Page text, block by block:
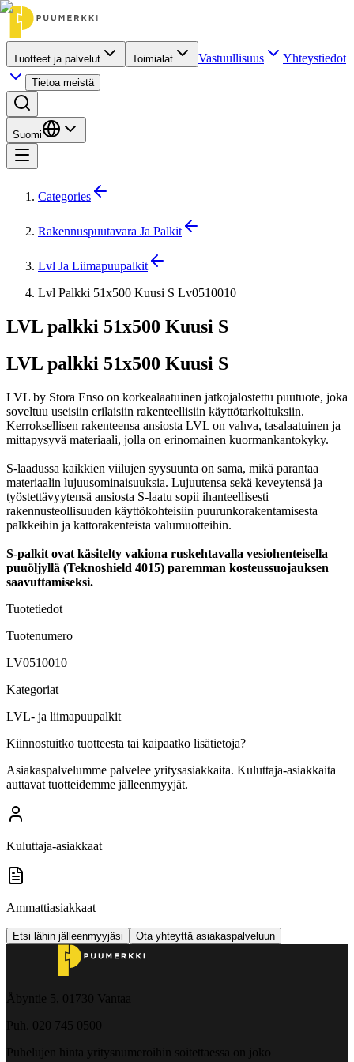
Tuotteet ja palvelut Toimialat Vastuullisuus Yhteystiedot
Tietoa meistä
Suomi
Categories
Rakennuspuutavara Ja Palkit
Lvl Ja Liimapuupalkit
Lvl Palkki 51x500 Kuusi S Lv0510010
LVL palkki 51x500 Kuusi S
LVL palkki 51x500 Kuusi S
LVL by Stora Enso on korkealaatuinen jatkojalostettu puutuote, joka
soveltuu useisiin erilaisiin rakenteellisiin käyttötarkoituksiin.
Kerroksellisen rakenteensa ansiosta LVL on vahva, tasalaatuinen ja
mittapysyvä materiaali, jolla on erinomainen kuormankantokyky.
S-laadussa kaikkien viilujen syysuunta on sama, mikä parantaa
materiaalin lujuusominaisuuksia. Lujuutensa sekä keveytensä ja
työstettävyytensä ansiosta S-laatu sopii ihanteellisesti
rakennusteollisuuden käyttökohteisiin puurunkorakentamisesta
palkkeihin ja kattorakenteista valumuotteihin.
S-palkit ovat käsitelty vakiona ruskehtavalla vesiohenteisella
puuöljyllä (Teknoshield 4015) paremman kosteussuojauksen
saavuttamiseksi.
Tuotetiedot
Tuotenumero
LV0510010
Kategoriat
LVL- ja liimapuupalkit
Kiinnostuitko tuotteesta tai kaipaatko lisätietoja?
Asiakaspalvelumme palvelee yritysasiakkaita. Kuluttaja-asiakkaita
auttavat tuotteidemme jälleenmyyjät.
Kuluttaja-asiakkaat
Ammattiasiakkaat
Etsi lähin jälleenmyyjäsi Ota yhteyttä asiakaspalveluun
Åbyntie 5, 01730 Vantaa
Puh. 020 745 0500
Puhelujen hinta yritysnumeroihin soitettaessa on joko